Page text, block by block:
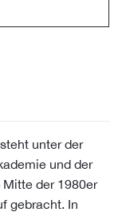
unter der
und der
der 1980er
gebracht. In